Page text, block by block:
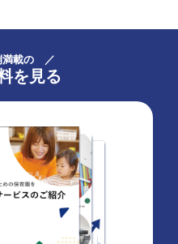
満載の ／
を見る